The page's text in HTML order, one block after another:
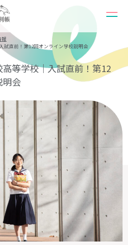
報
試直前！第12回オンライン学校説明会
等学校｜入試直前！第12
明会